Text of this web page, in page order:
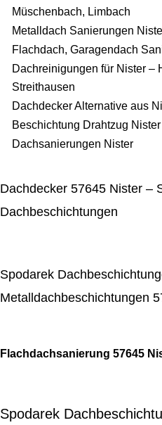
Müschenbach, Limbach
Metalldach Sanierungen
Flachdach, Garagendach
Dachreinigungen für Nister –
Streithausen
Dachdecker Alternative aus
Beschichtung Drahtzug Nister
Dachsanierungen Nister
Dachdecker 57645 Nister –
Dachbeschichtungen
Spodarek
Metalldachbeschichtungen
Flachdachsanierung 57645
Spodarek